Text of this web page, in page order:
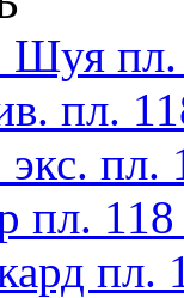
Шуя
пл.
пл.
пл.